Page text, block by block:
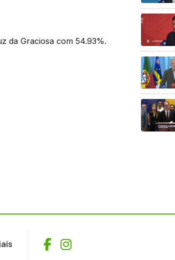
da Graciosa com 54.93%.
Facebook
Instagram